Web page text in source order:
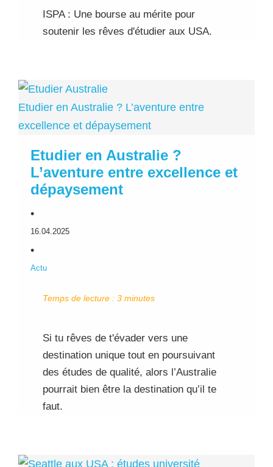
ISPA : Une bourse au mérite pour
soutenir les rêves d'étudier aux USA.
Etudier en Australie ? L’aventure entre
excellence et dépaysement
Etudier en Australie ?
L’aventure entre excellence et
dépaysement
•
16.04.2025
•
Actu
Temps de lecture : 3 minutes
Si tu rêves de t'évader vers une
destination unique tout en poursuivant
des études de qualité, alors l’Australie
pourrait bien être la destination qu’il te
faut.